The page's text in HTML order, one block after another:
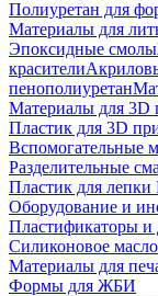
Полиуретан для
Материалы для
Эпоксидные смолы
красители
пенополиуретан
Материалы для 3D
Пластик для 3D
Вспомогательные
Разделительные
Пластик для
Оборудование и
Пластификаторы и
Силиконовое масло
Материалы для
Формы для ЖБИ